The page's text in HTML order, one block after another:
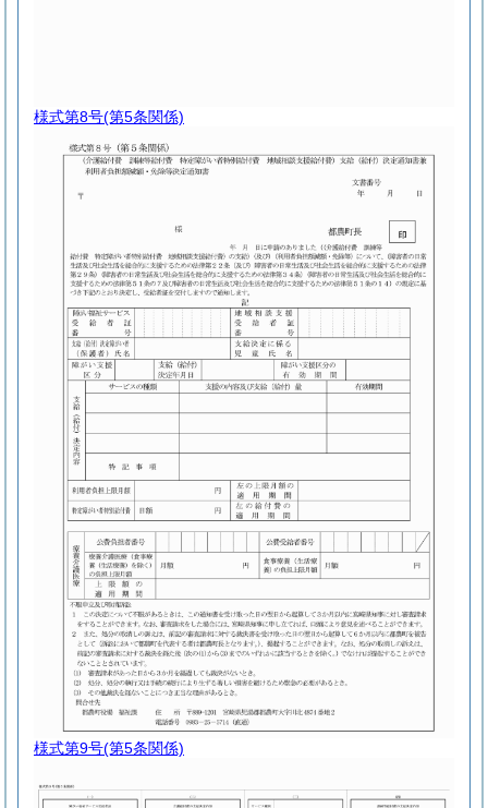
様式第8号(第5条関係)
様式第9号(第5条関係)